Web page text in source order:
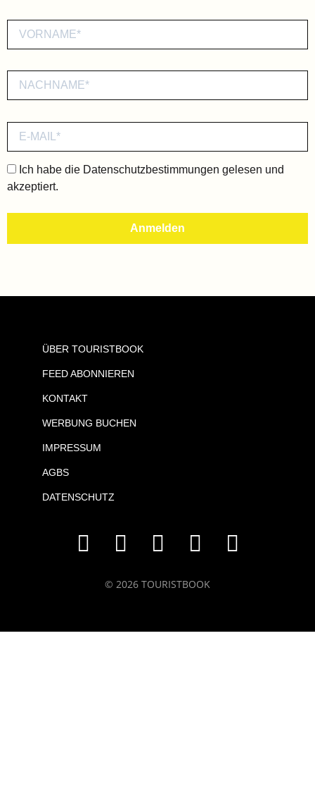
Ich habe die Datenschutzbestimmungen gelesen und
akzeptiert.
ÜBER TOURISTBOOK
FEED ABONNIEREN
KONTAKT
WERBUNG BUCHEN
IMPRESSUM
AGBS
DATENSCHUTZ
© 2026 TOURISTBOOK